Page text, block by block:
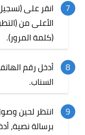
انقر على
الأعلى من
(كلمة المرور).
أدخل رقم
السناب.
انتظر لحين
برسالة نصية،